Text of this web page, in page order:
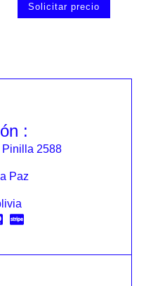
Solicitar precio
:
2588
Paz